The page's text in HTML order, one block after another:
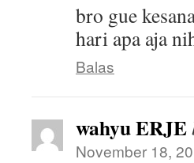
bro gue
hari apa aja
Balas
wahyu ERJE
November 18,